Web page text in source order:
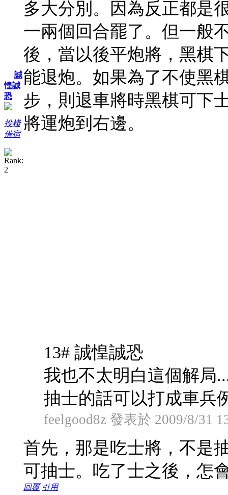
誠
惶誠
恐
投棧
借宿
多大分別。因為反正都是
一兩個回合罷了。但一般
後，當以後平炮將，黑棋
能退炮。如果為了不使黑
步，則退車將時黑棋可下
將運炮到右邊。
13# 誠惶誠恐
我也不太明白這個解局
抽士的話可以打成車兵
feelgood8z 發表於 2009/8/31
首先，那是吃士將，不是
可抽士。吃了士之後，怎
回覆 引用